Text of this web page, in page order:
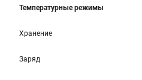
Температурные режимы
Хранение
Заряд